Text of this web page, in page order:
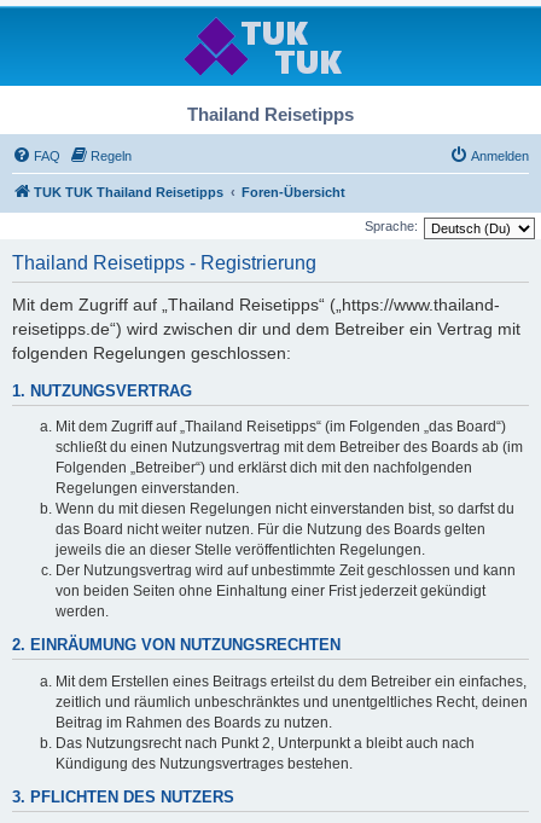
Thailand Reisetipps
FAQ Regeln Anmelden
TUK TUK Thailand Reisetipps Foren-Übersicht
Sprache:
Thailand Reisetipps - Registrierung
Mit dem Zugriff auf „Thailand Reisetipps“ („https://www.thailand-
reisetipps.de“) wird zwischen dir und dem Betreiber ein Vertrag mit
folgenden Regelungen geschlossen:
1. NUTZUNGSVERTRAG
Mit dem Zugriff auf „Thailand Reisetipps“ (im Folgenden „das Board“)
schließt du einen Nutzungsvertrag mit dem Betreiber des Boards ab (im
Folgenden „Betreiber“) und erklärst dich mit den nachfolgenden
Regelungen einverstanden.
Wenn du mit diesen Regelungen nicht einverstanden bist, so darfst du
das Board nicht weiter nutzen. Für die Nutzung des Boards gelten
jeweils die an dieser Stelle veröffentlichten Regelungen.
Der Nutzungsvertrag wird auf unbestimmte Zeit geschlossen und kann
von beiden Seiten ohne Einhaltung einer Frist jederzeit gekündigt
werden.
2. EINRÄUMUNG VON NUTZUNGSRECHTEN
Mit dem Erstellen eines Beitrags erteilst du dem Betreiber ein einfaches,
zeitlich und räumlich unbeschränktes und unentgeltliches Recht, deinen
Beitrag im Rahmen des Boards zu nutzen.
Das Nutzungsrecht nach Punkt 2, Unterpunkt a bleibt auch nach
Kündigung des Nutzungsvertrages bestehen.
3. PFLICHTEN DES NUTZERS